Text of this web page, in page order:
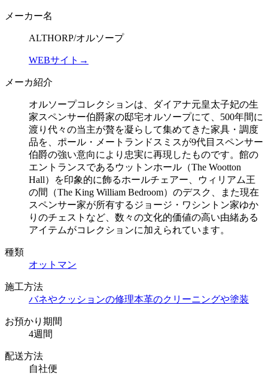
メーカー名
ALTHORP/オルソープ
WEBサイト→
メーカ紹介
オルソープコレクションは、ダイアナ元皇太子妃の生
家スペンサー伯爵家の邸宅オルソープにて、500年間に
渡り代々の当主が贅を凝らして集めてきた家具・調度
品を、ポール・メートランドスミスが9代目スペンサー
伯爵の強い意向により忠実に再現したものです。館の
エントランスであるウットンホール（The Wootton
Hall）を印象的に飾るホールチェアー、ウィリアム王
の間（The King William Bedroom）のデスク、また現在
スペンサー家が所有するジョージ・ワシントン家ゆか
りのチェストなど、数々の文化的価値の高い由緒ある
アイテムがコレクションに加えられています。
種類
オットマン
施工方法
バネやクッションの修理本革のクリーニングや塗装
お預かり期間
4週間
配送方法
自社便